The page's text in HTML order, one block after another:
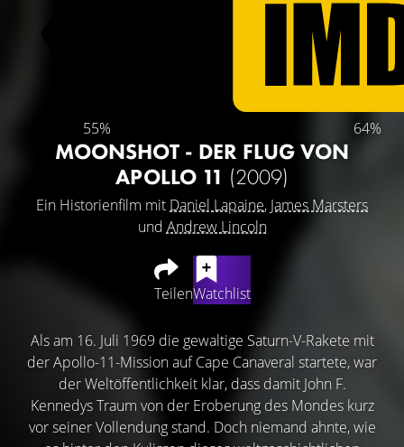
55% 64%
MOONSHOT - DER FLUG VON
APOLLO 11 (2009)
Ein Historienfilm mit Daniel Lapaine, James Marsters
und Andrew Lincoln
TeilenWatchlist
Als am 16. Juli 1969 die gewaltige Saturn-V-Rakete mit
der Apollo-11-Mission auf Cape Canaveral startete, war
der Weltöffentlichkeit klar, dass damit John F.
Kennedys Traum von der Eroberung des Mondes kurz
vor seiner Vollendung stand. Doch niemand ahnte, wie